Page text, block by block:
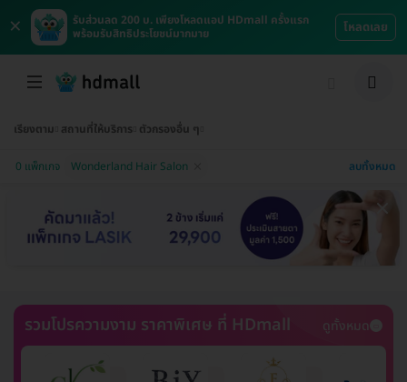
×
รับส่วนลด 200 บ. เพียงโหลดแอป HDmall ครั้งแรก
พร้อมรับสิทธิประโยชน์มากมาย
โหลดเลย
เรียงตาม สถานที่ให้บริการ ตัวกรองอื่น ๆ
0 แพ็กเกจ Wonderland Hair Salon ลบทั้งหมด
รวมโปรความงาม ราคาพิเศษ ที่ HDmall ดูทั้งหมด